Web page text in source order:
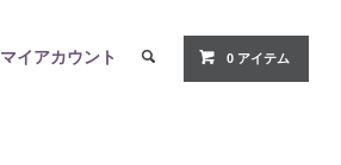
マイアカウント 0 アイテム